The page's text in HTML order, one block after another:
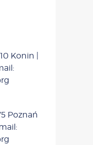
Konin |
Poznań